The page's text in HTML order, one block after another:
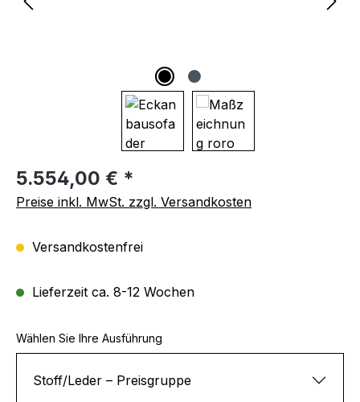
Regulärer Preis:
5.554,00 € *
Preise inkl. MwSt. zzgl. Versandkosten
Versandkostenfrei
Lieferzeit ca. 8-12 Wochen
Wählen Sie Ihre Ausführung
Stoff/Leder – Preisgruppe